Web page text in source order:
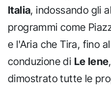
Italia, indossando gli
programmi come
e l'Aria che Tira, fino
conduzione di Le Iene
dimostrato tutte le